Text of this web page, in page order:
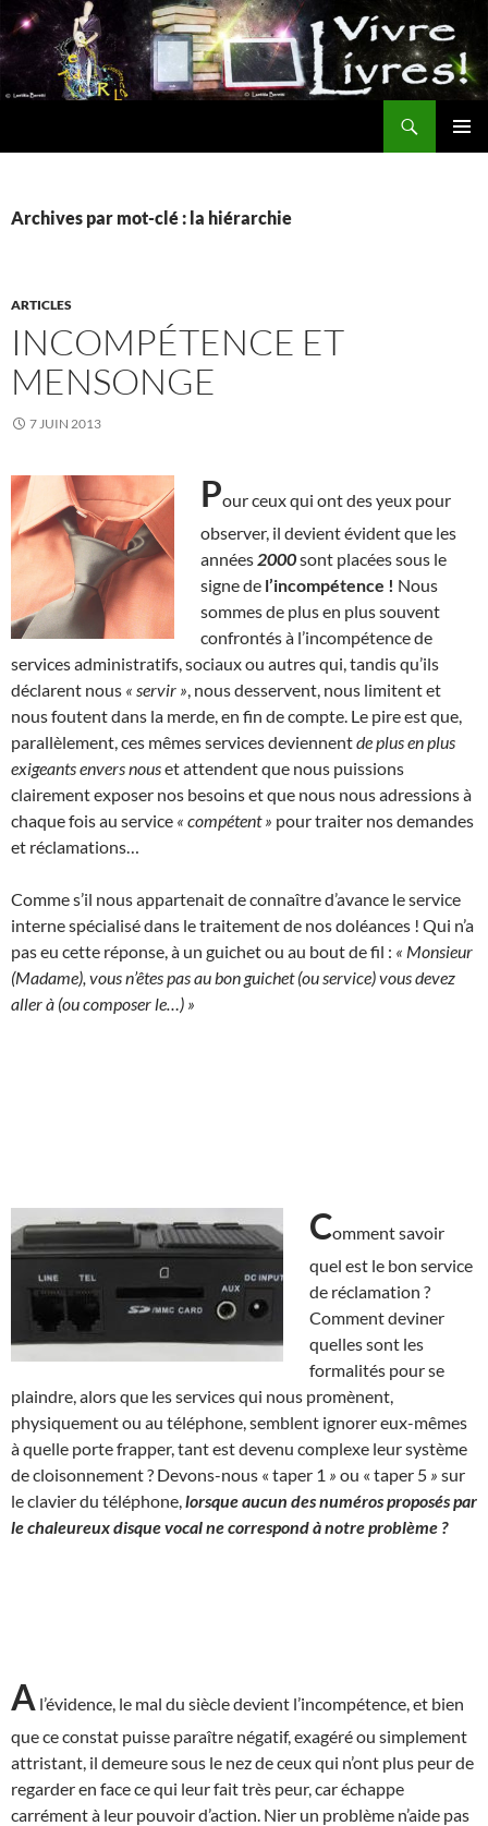
Aller
au
contenu
Archives par mot-clé : la hiérarchie
ARTICLES
INCOMPÉTENCE ET
MENSONGE
7 JUIN 2013
Pour ceux qui ont des yeux pour
observer, il devient évident que les
années 2000sont placées sous le
signe de l’incompétence ! Nous
sommes de plus en plus souvent
confrontés à l’incompétence de
services administratifs, sociaux ou autres qui, tandis qu’ils
déclarent nous « servir » , nous desservent, nous limitent et
nous foutent dans la merde, en fin de compte. Le pire est que,
parallèlement, ces mêmes services deviennentde plus en plus
exigeants envers nouset attendent que nous puissions
clairement exposer nos besoins et que nous nous adressions à
chaque fois au service « compétent » pour traiter nos demandes
et réclamations…
Comme s’il nous appartenait de connaître d’avance le service
interne spécialisé dans le traitement de nos doléances ! Qui n’a
pas eu cette réponse, à un guichet ou au bout de fil : « Monsieur
(Madame), vous n’êtes pas au bon guichet (ou service) vous devez
aller à (ou composer le…) »
Comment savoir
quel est le bon service
de réclamation ?
Comment deviner
quelles sont les
formalités pour se
plaindre, alors que les services qui nous promènent,
physiquement ou au téléphone, semblent ignorer eux-mêmes
à quelle porte frapper, tant est devenu complexe leur système
de cloisonnement ? Devons-nous « taper 1 » ou « taper 5 » sur
le clavier du téléphone, lorsque aucun des numéros proposés par
le chaleureux disque vocal ne correspond à notre problème ?
A l’évidence, le mal du siècle devient l’incompétence, et bien
que ce constat puisse paraître négatif, exagéré ou simplement
attristant, il demeure sous le nez de ceux qui n’ont plus peur de
regarder en face ce qui leur fait très peur, car échappe
carrément à leur pouvoir d’action. Nier un problème n’aide pas